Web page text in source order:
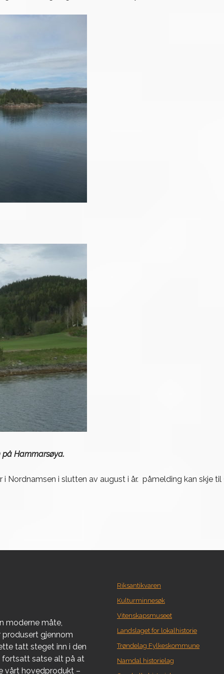
Hammarsøya.
Nordnamsen i slutten av august i år. påmelding kan skje til
moderne måte,
gjennom
tatt steget inn i den
fortsatt satse alt på at
vårt hovedprodukt –
Riksantikvaren
Kulturminnesøk
Vitenskapsmuseet
Landslaget for lokalhistorie
Trøndelag Fylkeskommune
Namdal historielag